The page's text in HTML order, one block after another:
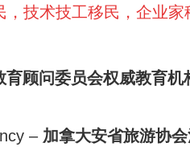
，技术技工移民，企业家
育顾问委员会权威教育机
– 加拿大安省旅游协